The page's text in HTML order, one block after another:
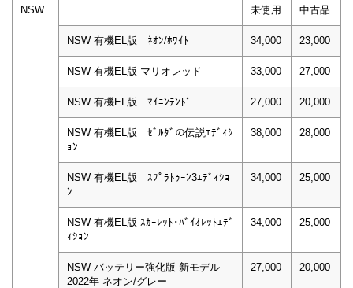
NSW 未使用 中古品
NSW 有機EL版 ﾈｵﾝ/ﾎﾜｲﾄ 34,000 23,000
NSW 有機EL版 マリオレッド 33,000 27,000
NSW 有機EL版 ﾏｲﾆﾝﾃﾝﾄﾞｰ 27,000 20,000
NSW 有機EL版 ｾﾞﾙﾀﾞの伝説ｴﾃﾞｨｼ
ｮﾝ
38,000 28,000
NSW 有機EL版 ｽﾌﾟﾗﾄｩｰﾝ3ｴﾃﾞｨｼｮ
ﾝ
34,000 25,000
NSW 有機EL版 ｽｶｰﾚｯﾄ･ﾊﾞｲｵﾚｯﾄｴﾃﾞ
ｨｼｮﾝ
34,000 25,000
NSW バッテリー強化版 新モデル
2022年 ネオン/グレー
27,000 20,000